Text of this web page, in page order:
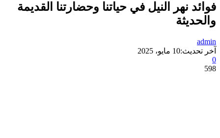
فوائد نهر النيل في حياتنا وحضارتنا القديمة
والحديثة
admin
آخر تحديث:10 مايو، 2025
0
598